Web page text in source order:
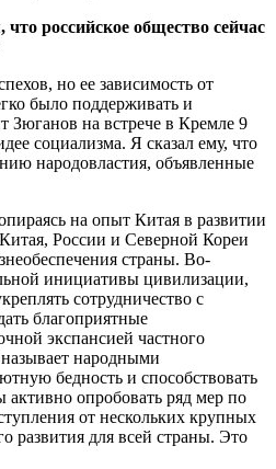
российское общество сейчас
но ее зависимость от
было поддерживать и
Зюганов на встрече в Кремле 9
социализма. Я сказал ему, что
народовластия, объявленные
на опыт Китая в развитии
России и Северной Кореи
страны. Во-
инициативы цивилизации,
сотрудничество с
благоприятные
экспансией частного
называет народными
бедность и способствовать
опробовать ряд мер по
от нескольких крупных
развития для всей страны. Это